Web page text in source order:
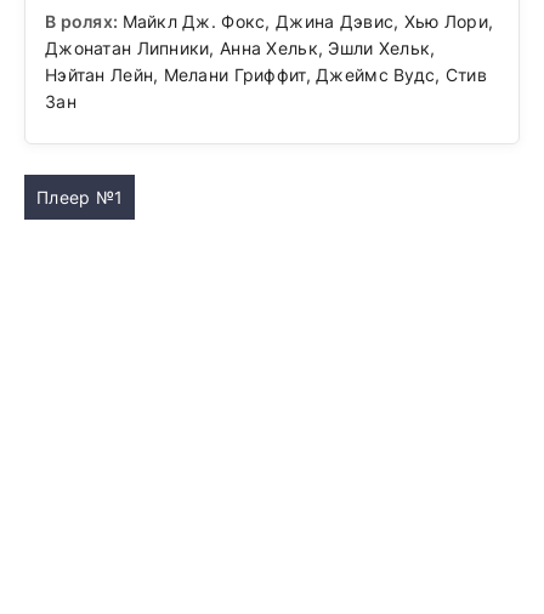
В ролях: Майкл Дж. Фокс, Джина Дэвис, Хью Лори,
Джонатан Липники, Анна Хельк, Эшли Хельк,
Нэйтан Лейн, Мелани Гриффит, Джеймс Вудс, Стив
Зан
Плеер №1